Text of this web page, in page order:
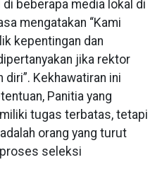
beberapa media lokal di
mengatakan “Kami
kepentingan dan
jika rektor
Kekhawatiran ini
Panitia yang
tugas terbatas, tetapi
orang yang turut
seleksi